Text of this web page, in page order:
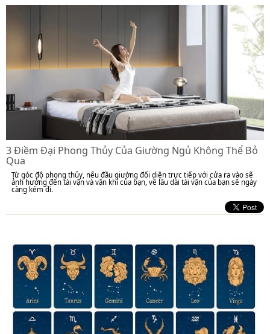
3 Điềm Đại Phong Thủy Của Giường Ngủ Không Thể Bỏ
Qua
Từ góc độ phong thủy, nếu đầu giường đối diện trực tiếp với cửa ra vào sẽ
ảnh hưởng đến tài vận và vận khí của bạn, về lâu dài tài vận của bạn sẽ ngày
càng kém đi.